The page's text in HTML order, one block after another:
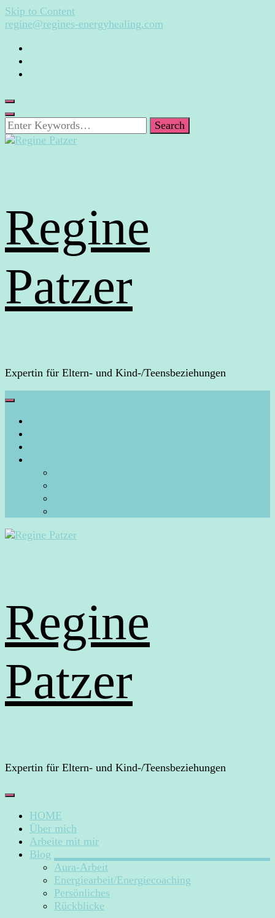
Skip to Content
regine@regines-energyhealing.com
Looking
for
Something?
Regine
Patzer
Expertin für Eltern- und Kind-/Teensbeziehungen
Regine
Patzer
Expertin für Eltern- und Kind-/Teensbeziehungen
HOME
Über mich
Arbeite mit mir
Blog
Aura-Arbeit
Energiearbeit/Energiecoaching
Persönliches
Rückblicke